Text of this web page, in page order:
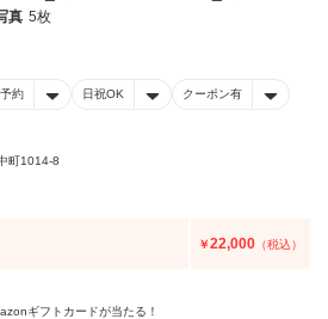
真 5枚
約 日祝OK クーポン有
町1014-8
￥22,000 （税込）
ギフトカードが当たる！